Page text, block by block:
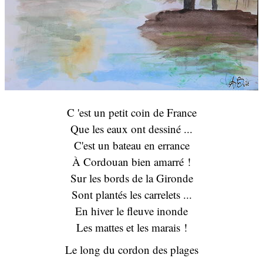
C 'est un petit coin de France
Que les eaux ont dessiné ...
C'est un bateau en errance
À Cordouan bien amarré !
Sur les bords de la Gironde
Sont plantés les carrelets ...
En hiver le fleuve inonde
Les mattes et les marais !
Le long du cordon des plages